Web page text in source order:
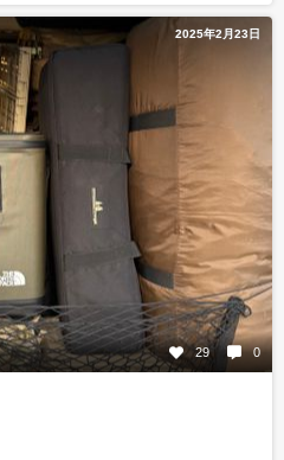
2025年2月23日
29 0